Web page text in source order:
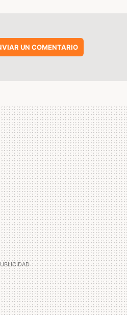
UN COMENTARIO